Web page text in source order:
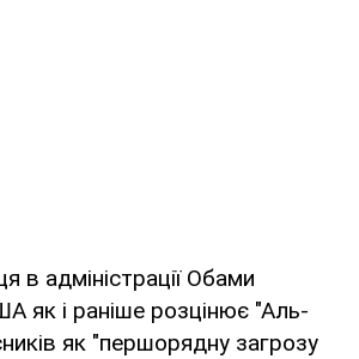
в адміністрації Обами
як і раніше розцінює "Аль-
як "першорядну загрозу